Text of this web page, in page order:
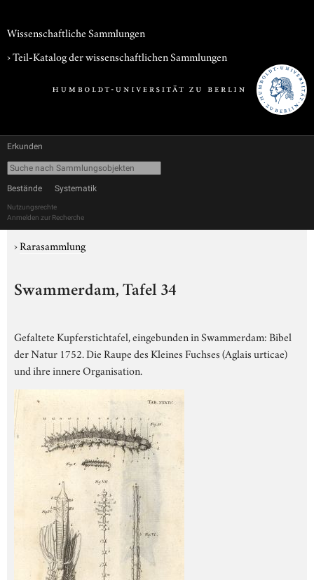
Wissenschaftliche Sammlungen
› Teil-Katalog der wissenschaftlichen Sammlungen
Erkunden
Bestände Systematik
Nutzungsrechte
Anmelden zur Recherche
›Rarasammlung
Swammerdam, Tafel 34
Gefaltete Kupferstichtafel, eingebunden in Swammerdam: Bibel
der Natur 1752. Die Raupe des Kleines Fuchses (Aglais urticae)
und ihre innere Organisation.